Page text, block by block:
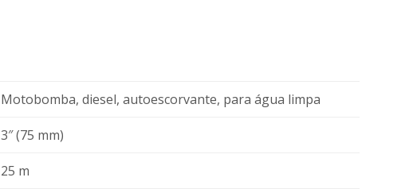
Motobomba, diesel, autoescorvante, para água limpa
3″ (75 mm)
25 m